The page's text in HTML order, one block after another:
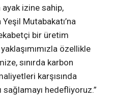
izine sahip,
Mutabakatı’na
bir üretim
özellikle
sınırda karbon
karşısında
hedefliyoruz.”